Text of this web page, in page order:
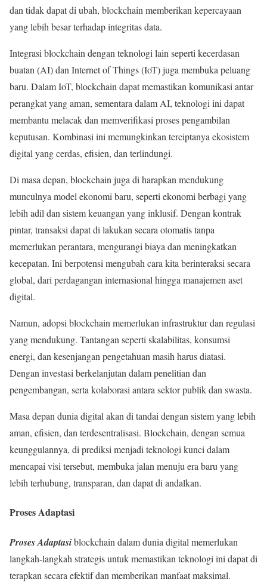
dan tidak dapat di ubah, blockchain memberikan kepercayaan
yang lebih besar terhadap integritas data.
Integrasi blockchain dengan teknologi lain seperti kecerdasan
buatan (AI) dan Internet of Things (IoT) juga membuka peluang
baru. Dalam IoT, blockchain dapat memastikan komunikasi antar
perangkat yang aman, sementara dalam AI, teknologi ini dapat
membantu melacak dan memverifikasi proses pengambilan
keputusan. Kombinasi ini memungkinkan terciptanya ekosistem
digital yang cerdas, efisien, dan terlindungi.
Di masa depan, blockchain juga di harapkan mendukung
munculnya model ekonomi baru, seperti ekonomi berbagi yang
lebih adil dan sistem keuangan yang inklusif. Dengan kontrak
pintar, transaksi dapat di lakukan secara otomatis tanpa
memerlukan perantara, mengurangi biaya dan meningkatkan
kecepatan. Ini berpotensi mengubah cara kita berinteraksi secara
global, dari perdagangan internasional hingga manajemen aset
digital.
Namun, adopsi blockchain memerlukan infrastruktur dan regulasi
yang mendukung. Tantangan seperti skalabilitas, konsumsi
energi, dan kesenjangan pengetahuan masih harus diatasi.
Dengan investasi berkelanjutan dalam penelitian dan
pengembangan, serta kolaborasi antara sektor publik dan swasta.
Masa depan dunia digital akan di tandai dengan sistem yang lebih
aman, efisien, dan terdesentralisasi. Blockchain, dengan semua
keunggulannya, di prediksi menjadi teknologi kunci dalam
mencapai visi tersebut, membuka jalan menuju era baru yang
lebih terhubung, transparan, dan dapat di andalkan.
Proses Adaptasi
Proses Adaptasiblockchain dalam dunia digital memerlukan
langkah-langkah strategis untuk memastikan teknologi ini dapat di
terapkan secara efektif dan memberikan manfaat maksimal.